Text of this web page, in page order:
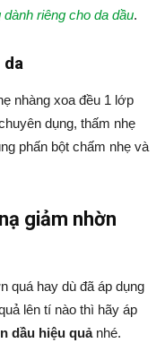
riêng cho da dầu.
da
nhàng xoa đều 1 lớp
dụng, thấm nhẹ
phấn bột chấm nhẹ và
giảm nhờn
quá hay dù đã áp dụng
lên tí nào thì hãy áp
dầu hiệu quảnhé.